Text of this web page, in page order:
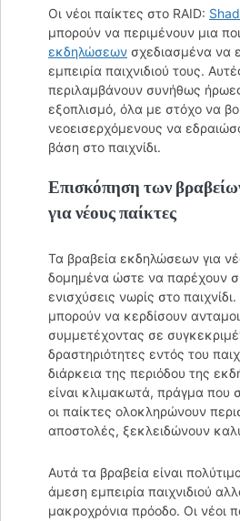
Οι νέοι παίκτες στο RAID:
μπορούν να περιμένουν μια
εκδηλώσεων σχεδιασμένα να
εμπειρία παιχνιδιού τους.
περιλαμβάνουν συνήθως
εξοπλισμό, όλα με στόχο να
νεοεισερχόμενους να
βάση στο παιχνίδι.
Επισκόπηση των
για νέους παίκτες
Τα βραβεία εκδηλώσεων για
δομημένα ώστε να παρέχουν
ενισχύσεις νωρίς στο
μπορούν να κερδίσουν
συμμετέχοντας σε
δραστηριότητες εντός του
διάρκεια της περιόδου της
είναι κλιμακωτά, πράγμα που
οι παίκτες ολοκληρώνουν
αποστολές, ξεκλειδώνουν
Αυτά τα βραβεία είναι
άμεση εμπειρία παιχνιδιού
μακροχρόνια πρόοδο. Οι νέοι